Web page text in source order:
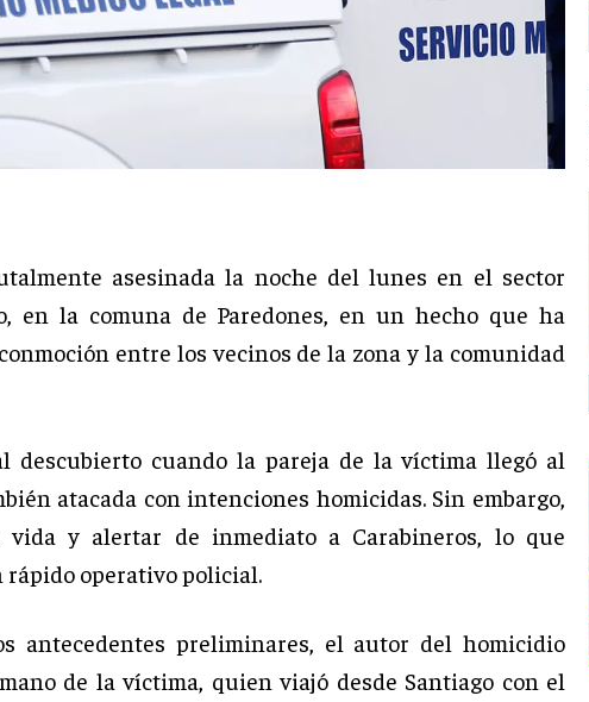
asesinada la noche del lunes en el sector
en la comuna de Paredones, en un hecho que ha
entre los vecinos de la zona y la comunidad
descubierto cuando la pareja de la víctima llegó al
atacada con intenciones homicidas. Sin embargo,
vida y alertar de inmediato a Carabineros, lo que
operativo policial.
antecedentes preliminares, el autor del homicidio
de la víctima, quien viajó desde Santiago con el